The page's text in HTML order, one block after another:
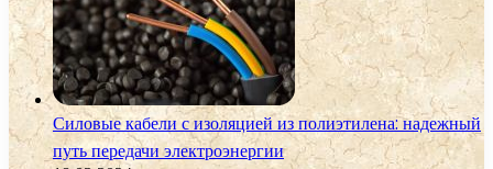
Силовые кабели с изоляцией из полиэтилена: надежный
путь передачи электроэнергии